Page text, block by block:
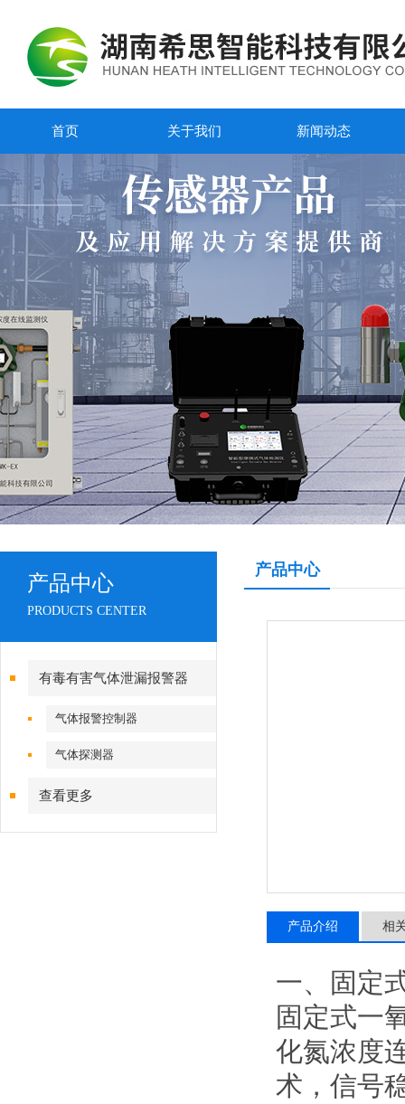
首页 关于我们 新闻动态
产品中心
PRODUCTS CENTER
有毒有害气体泄漏报警器
气体报警控制器
气体探测器
查看更多
产品中心
产品介绍 相
一、固定
固定式一
化氮浓度
术，信号